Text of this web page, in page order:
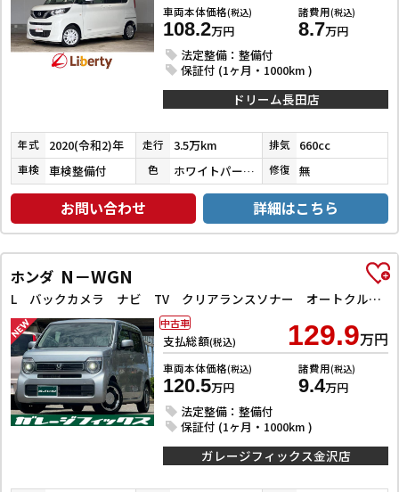
車両本体価格(税込)
108.2万円
諸費用(税込)
8.7万円
法定整備：整備付
保証付 (1ヶ月・1000km )
ドリーム長田店
年式 2020(令和2)年 走行 3.5万km 排気 660cc
車検 車検整備付 色 ホワイトパール３コートパール 修復 無
お問い合わせ 詳細はこちら
ホンダ N－WGN
L バックカメラ ナビ TV クリアランスソナー オートクルーズコントロール レーンアシスト 衝突被害軽減システム オートライト スマートキー アイドリングストップ 電動格納ミラー シートヒーター
支払総額(税込) 129.9万円
車両本体価格(税込)
120.5万円
諸費用(税込)
9.4万円
法定整備：整備付
保証付 (1ヶ月・1000km )
中古車
ガレージフィックス金沢店